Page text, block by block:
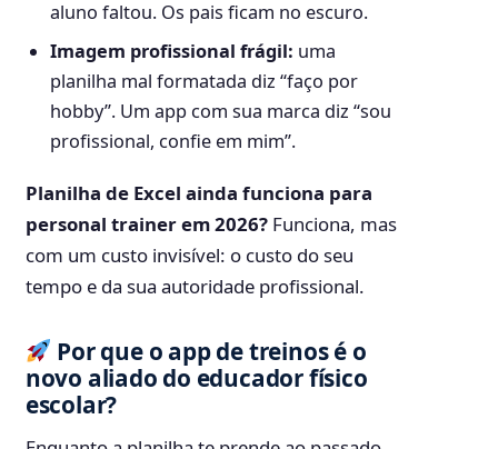
aluno faltou. Os pais ficam no escuro.
Imagem profissional frágil: uma
planilha mal formatada diz “faço por
hobby”. Um app com sua marca diz “sou
profissional, confie em mim”.
Planilha de Excel ainda funciona para
personal trainer em 2026?Funciona, mas
com um custo invisível: o custo do seu
tempo e da sua autoridade profissional.
Por que o app de treinos é o
novo aliado do educador físico
escolar?